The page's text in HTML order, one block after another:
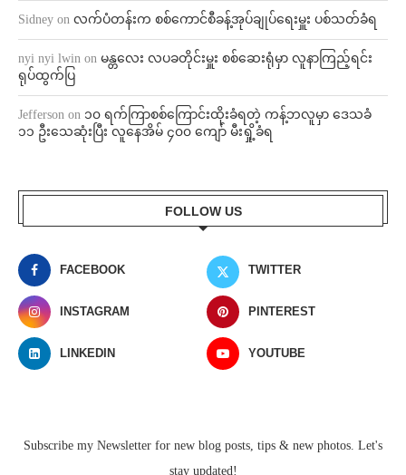
Sidney on လက်ပံတန်းက စစ်ကောင်စီခန့်အုပ်ချုပ်ရေးမှူး ပစ်သတ်ခံရ
nyi nyi lwin on မန္တလေး လပခတိုင်းမှူး စစ်ဆေးရုံမှာ လူနာကြည့်ရင်း
ရုပ်ထွက်ပြ
Jefferson on ၁၀ ရက်ကြာစစ်ကြောင်းထိုးခံရတဲ့ ကန့်ဘလူမှာ ဒေသခံ
၁၁ ဦးသေဆုံးပြီး လူနေအိမ် ၄၀၀ ကျော် မီးရှို့ခံရ
FOLLOW US
FACEBOOK TWITTER
INSTAGRAM PINTEREST
LINKEDIN YOUTUBE
Subscribe my Newsletter for new blog posts, tips & new photos. Let's
stay updated!